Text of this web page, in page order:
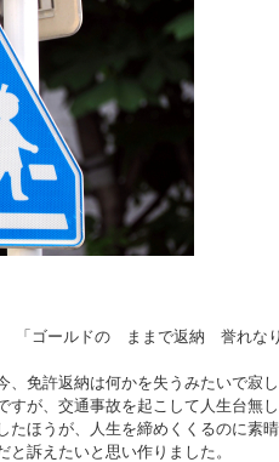
「ゴールドの ままで返納 誉れな
、免許返納は何かを失うみたいで寂
すが、交通事故を起こして人生台無
たほうが、人生を締めくくるのに素
訴えたいと思い作りました。